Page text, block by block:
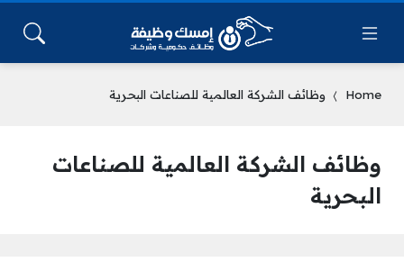
Home وظائف الشركة العالمية للصناعات البحرية
وظائف الشركة العالمية للصناعات
البحرية